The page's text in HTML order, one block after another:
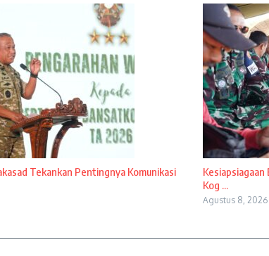
Tekankan Pentingnya Komunikasi
Kesiapsiagaan
Kog ...
Agustus 8, 2026